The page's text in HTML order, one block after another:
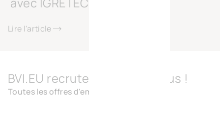
Lire l'article
BVI.EU recrute, rejoignez-nous !
Toutes les offres d'emplois